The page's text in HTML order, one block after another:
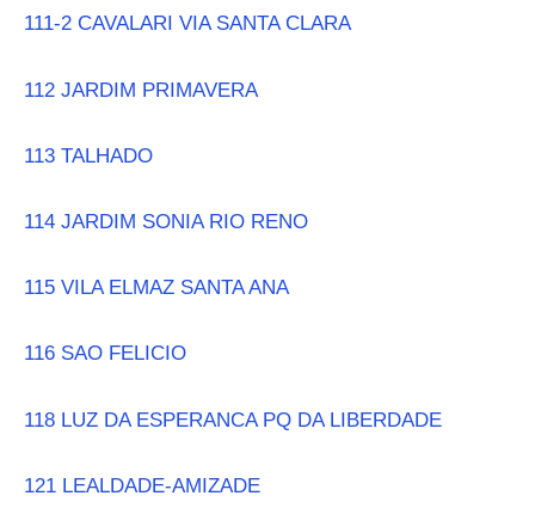
111-2 CAVALARI VIA SANTA CLARA
112 JARDIM PRIMAVERA
113 TALHADO
114 JARDIM SONIA RIO RENO
115 VILA ELMAZ SANTA ANA
116 SAO FELICIO
118 LUZ DA ESPERANCA PQ DA LIBERDADE
121 LEALDADE-AMIZADE